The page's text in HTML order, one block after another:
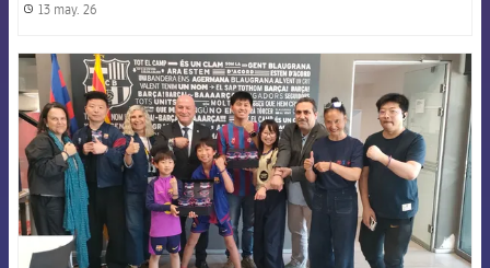
label.share.clock
13 may. 26
FCB Barcelona badge